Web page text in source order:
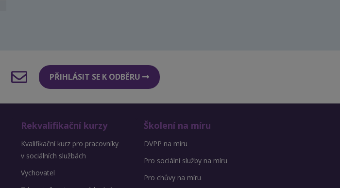
PŘIHLÁSIT SE K ODBĚRU
Rekvalifikační kurzy
Kvalifikační kurz pro pracovníky
v sociálních službách
Vychovatel
Školení na míru
DVPP na míru
Pro sociální služby na míru
Pro chůvy na míru